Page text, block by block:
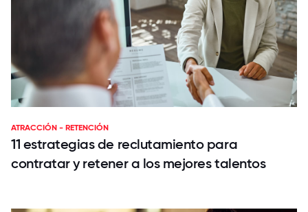
ATRACCIÓN - RETENCIÓN
11 estrategias de reclutamiento para
contratar y retener a los mejores talentos